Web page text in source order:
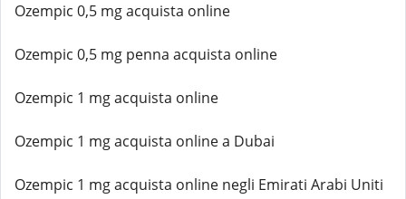
Ozempic 0,5 mg acquista online
Ozempic 0,5 mg penna acquista online
Ozempic 1 mg acquista online
Ozempic 1 mg acquista online a Dubai
Ozempic 1 mg acquista online negli Emirati Arabi Uniti